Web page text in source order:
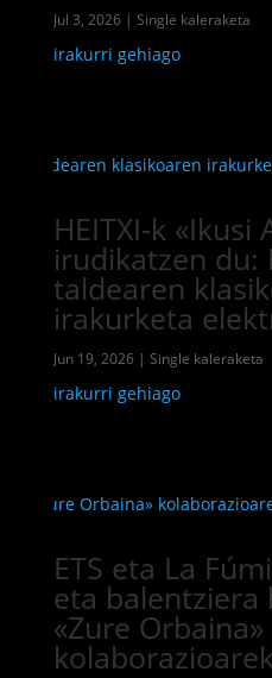
Jul 3, 2026 | Single kaleraketa
irakurri gehiago
HEITXI-k «Ikusi
irudikatzen du:
taldearen
irakurketa
Jun 19, 2026 | Single kaleraketa
irakurri gehiago
ETS eta La
eta balentziera
«Zure Orbaina»